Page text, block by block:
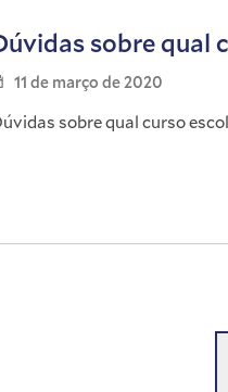
sobre qual
11 de março de 2020
sobre qual curso